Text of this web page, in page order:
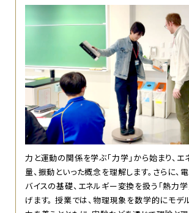
力と運動の関係を学ぶ「力学」から始まり、エ
量、振動といった概念を理解します。さらに、
バイスの基礎、エネルギー変換を扱う「熱力
げます。 授業では、物理現象を数学的にモデ